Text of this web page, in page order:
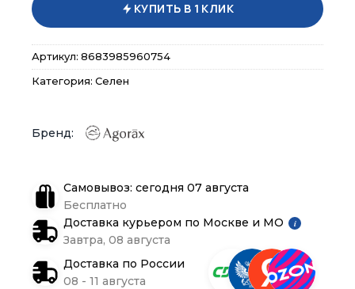
КУПИТЬ В 1 КЛИК
Артикул: 8683985960754
Категория: Селен
Самовывоз: сегодня 07 августа
Бесплатно
Доставка курьером по Москве и МО
i
Завтра, 08 августа
Доставка по России
08 - 11 августа
Каталог
Бренды
Контакты
Доставка и оплата
Блог
Каталог
Бренды
Контакты
Доставка и оплата
Блог
Каталог
Бренды
Контакты
Доставка и оплата
Блог